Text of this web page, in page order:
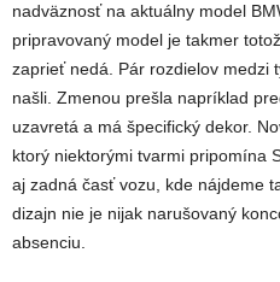
nadväznosť na aktuálny model
pripravovaný model je takmer
zaprieť nedá. Pár rozdielov medzi
našli. Zmenou prešla napríklad
uzavretá a má špecifický dekor.
ktorý niektorými tvarmi pripomína
aj zadná časť vozu, kde nájdeme
dizajn nie je nijak narušovaný
absenciu.